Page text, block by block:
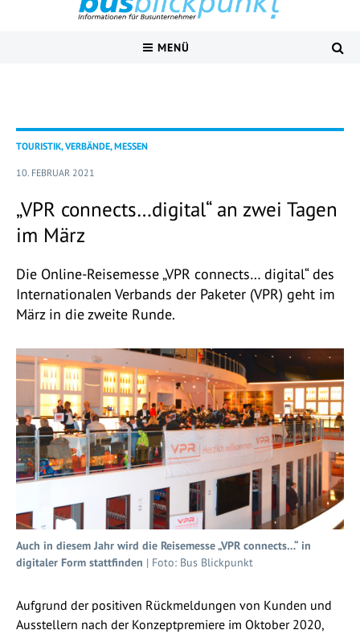
MENÜ
TOURISTIK, VERBÄNDE, MESSEN
10. FEBRUAR 2021
„VPR connects…digital“ an zwei Tagen
im März
Die Online-Reisemesse „VPR connects… digital“ des
Internationalen Verbands der Paketer (VPR) geht im
März in die zweite Runde.
Auch in diesem Jahr wird die Reisemesse „VPR connects…“ in
digitaler Form stattfinden | Foto: Bus Blickpunkt
Aufgrund der positiven Rückmeldungen von Kunden und
Ausstellern nach der Konzeptpremiere im Oktober 2020,